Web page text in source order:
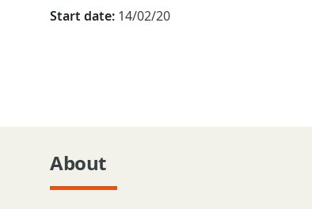
Start date: 14/02/20
About